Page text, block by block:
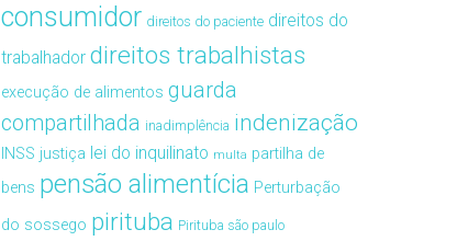
consumidor direitos do paciente direitos do
trabalhador direitos trabalhistas
execução de alimentos guarda
compartilhada inadimplência indenização
INSS justiça lei do inquilinato multa partilha de
bens pensão alimentícia Perturbação
do sossego pirituba Pirituba são paulo